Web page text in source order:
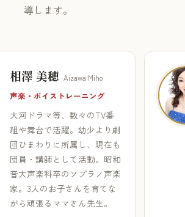
導します。
相澤 美穂 Aizawa Miho
声楽・ボイストレーニング
大河ドラマ等、数々のTV番
組や舞台で活躍。幼少より劇
団ひまわりに所属し、現在も
団員・講師として活動。昭和
音大声楽科卒のソプラノ声楽
家。3人のお子さんを育てな
がら頑張るママさん先生。